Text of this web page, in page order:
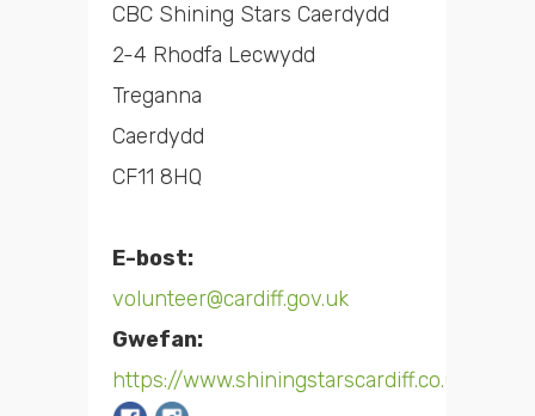
CBC Shining Stars Caerdydd
2-4 Rhodfa Lecwydd
Treganna
Caerdydd
CF11 8HQ
E-bost:
volunteer@cardiff.gov.uk
Gwefan:
https://www.shiningstarscardiff.co.uk/